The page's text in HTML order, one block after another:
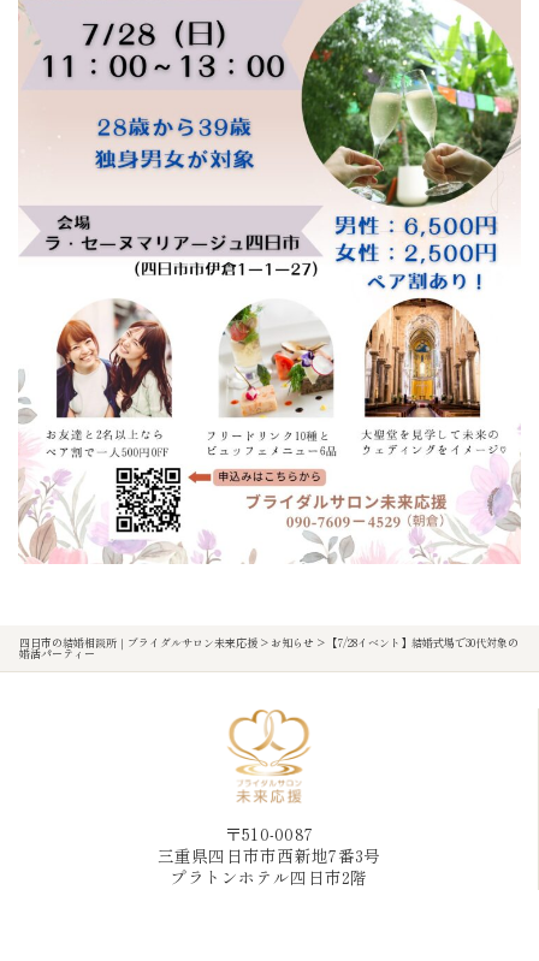
四日市の結婚相談所｜ブライダルサロン未来応援> お知らせ > 【7/28イベント】結婚式場で30代対象の
婚活パーティー
〒510-0087
三重県四日市市西新地7番3号
プラトンホテル四日市2階